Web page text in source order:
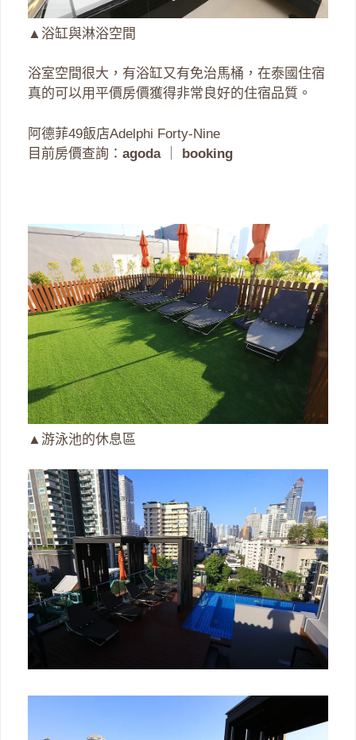
▲浴缸與淋浴空間
浴室空間很大，有浴缸又有免治馬桶，在泰國住宿
真的可以用平價房價獲得非常良好的住宿品質。
阿德菲49飯店Adelphi Forty-Nine
目前房價查詢： agoda｜ booking
▲游泳池的休息區